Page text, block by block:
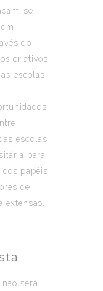
se:
do
criativos
escolas
escolas
para
papéis
de
será